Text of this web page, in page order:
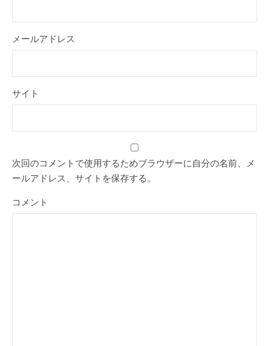
メールアドレス
サイト
次回のコメントで使用するためブラウザーに自分の名前、メ
ールアドレス、サイトを保存する。
コメント